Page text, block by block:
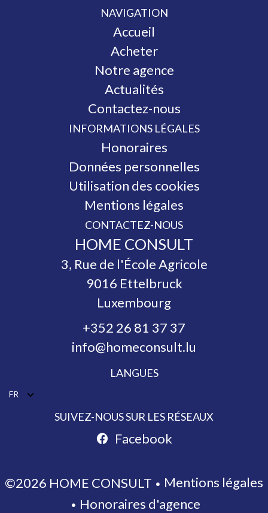
NAVIGATION
Accueil
Acheter
Notre agence
Actualités
Contactez-nous
INFORMATIONS LÉGALES
Honoraires
Données personnelles
Utilisation des cookies
Mentions légales
CONTACTEZ-NOUS
HOME CONSULT
3, Rue de l'École Agricole
9016 Ettelbruck
Luxembourg
+352 26 81 37 37
info@homeconsult.lu
LANGUES
FR
SUIVEZ-NOUS SUR LES RÉSEAUX
Facebook
©2026 HOME CONSULT
Mentions légales
Honoraires d'agence